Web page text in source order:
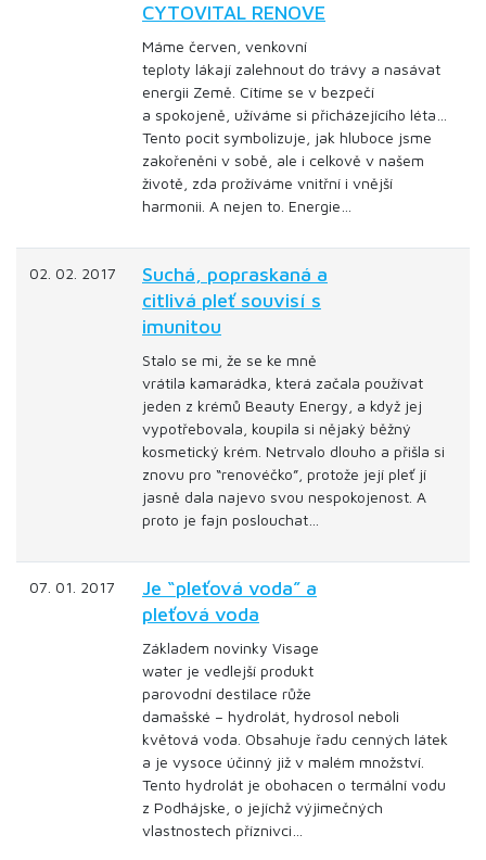
CYTOVITAL RENOVE
Máme červen, venkovní
teploty lákají zalehnout do trávy a nasávat
energii Země. Cítíme se v bezpečí
a spokojeně, užíváme si přicházejícího léta…
Tento pocit symbolizuje, jak hluboce jsme
zakořeněni v sobě, ale i celkově v našem
životě, zda prožíváme vnitřní i vnější
harmonii. A nejen to. Energie…
02. 02. 2017
Suchá, popraskaná a
citlivá pleť souvisí s
imunitou
Stalo se mi, že se ke mně
vrátila kamarádka, která začala používat
jeden z krémů Beauty Energy, a když jej
vypotřebovala, koupila si nějaký běžný
kosmetický krém. Netrvalo dlouho a přišla si
znovu pro “renovéčko”, protože její pleť jí
jasně dala najevo svou nespokojenost. A
proto je fajn poslouchat…
07. 01. 2017
Je “pleťová voda” a
pleťová voda
Základem novinky Visage
water je vedlejší produkt
parovodní destilace růže
damašské – hydrolát, hydrosol neboli
květová voda. Obsahuje řadu cenných látek
a je vysoce účinný již v malém množství.
Tento hydrolát je obohacen o termální vodu
z Podhájske, o jejíchž výjimečných
vlastnostech příznivci…